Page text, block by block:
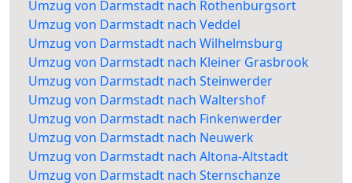
Umzug von Darmstadt nach Rothenburgsort
Umzug von Darmstadt nach Veddel
Umzug von Darmstadt nach Wilhelmsburg
Umzug von Darmstadt nach Kleiner Grasbrook
Umzug von Darmstadt nach Steinwerder
Umzug von Darmstadt nach Waltershof
Umzug von Darmstadt nach Finkenwerder
Umzug von Darmstadt nach Neuwerk
Umzug von Darmstadt nach Altona-Altstadt
Umzug von Darmstadt nach Sternschanze